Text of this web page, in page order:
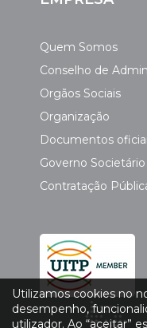
Quem Somos
Conselho de
Orgãos Sociais
Organização
Documentos
Governo Societário
Contratação
Utilizamos cookies no
desempenho,
utilizador. Ao “aceitar”